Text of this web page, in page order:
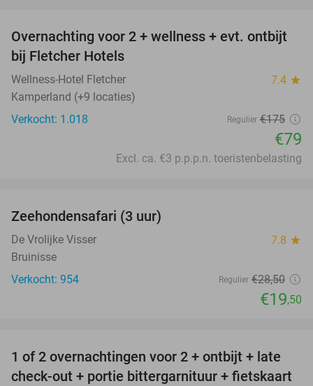
55%
Overnachting voor 2 + wellness + evt. ontbijt
bij Fletcher Hotels
Wellness-Hotel Fletcher 7.4 star
Kamperland (+9 locaties)
Verkocht: 1.018
Regulier €175
€79
Excl. ca. €3 p.p.p.n. toeristenbelasting
Zeehondensafari (3 uur)
De Vrolijke Visser 7.8 star
Bruinisse
Verkocht: 954
Regulier €28,50
€19,50
59%
1 of 2 overnachtingen voor 2 + ontbijt + late
check-out + portie bittergarnituur + fietskaart